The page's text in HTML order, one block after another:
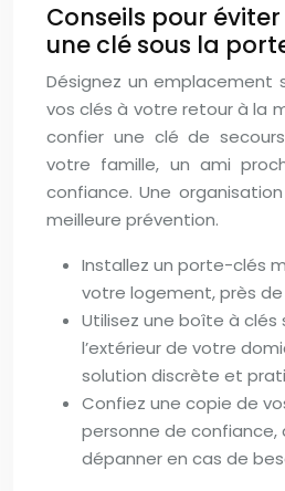
Conseils pour
une clé sous la
Désignez un emplacement
vos clés à votre retour à la
confier une clé de
votre famille, un ami
confiance. Une
meilleure prévention.
Installez un porte-clés
votre logement, près
Utilisez une boîte à clés
l’extérieur de votre
solution discrète et
Confiez une copie de
personne de confiance,
dépanner en cas de